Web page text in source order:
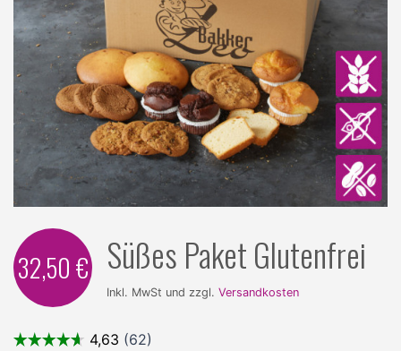
32,50 € Süßes Paket Glutenfrei
Inkl. MwSt und zzgl. Versandkosten